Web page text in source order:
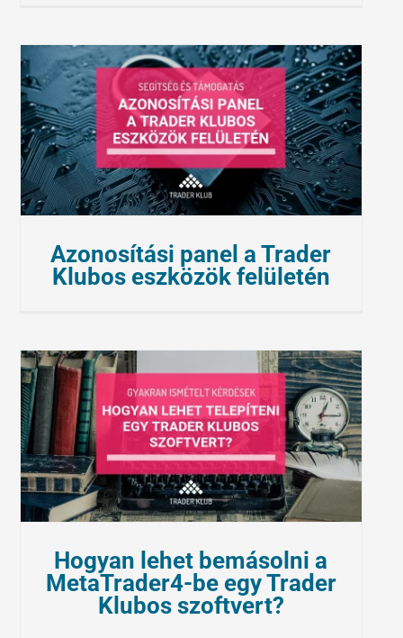
Azonosítási panel a Trader
Klubos eszközök felületén
Hogyan lehet bemásolni a
MetaTrader4-be egy Trader
Klubos szoftvert?